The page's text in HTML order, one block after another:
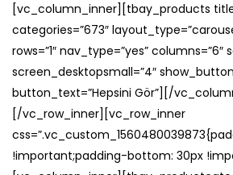
[vc_column_inner][tbay_products
categories=”673″
rows=”1″ nav_type=”yes” columns=”6″
screen_desktopsmall=”4″
button_text=”Hepsini Gör”][/
[/vc_row_inner][vc_row_inner
!important;padding-bottom: 30px